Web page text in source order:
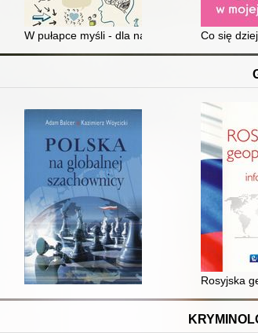
zadbać o siebie i związek, gdy na świat
W pułapce myśli - dla nastolatków : jak
Co się
państwo, ekopolityka Rosyjska